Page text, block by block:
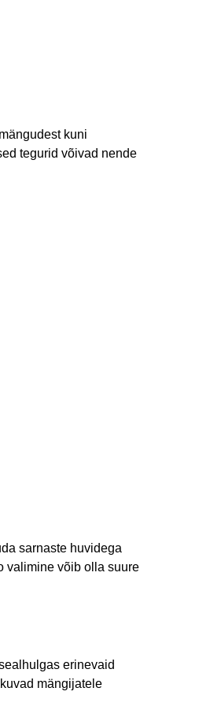
kuni
tegurid võivad nende
sarnaste huvidega
valimine võib olla suure
erinevaid
mängijatele